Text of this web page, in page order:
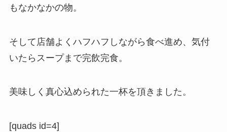
もなかなかの物。
そして店舗よくハフハフしながら食べ進め、気付
いたらスープまで完飲完食。
美味しく真心込められた一杯を頂きました。
[quads id=4]